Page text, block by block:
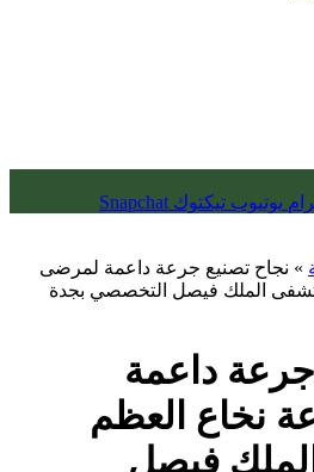
يوتيوب تيكتوك Snapchat
» نجاح تصنيع جرعة داعمة لمرضى
الملك فيصل التخصصي بجدة
داعمة
نخاع العظم
فيصل